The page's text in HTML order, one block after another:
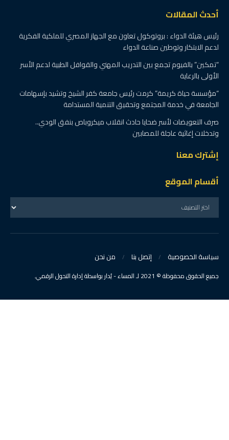
أحدث المقالات
رئيس هيئة الدواء : بروتوكول تعاون مع الجهاز المصري للملكية الفكرية
لدعم الابتكار وتوطين صناعة الدواء
“تمكين” بالفيوم تجمع بين التدريب المهني والقوافل الطبية لدعم الأسر
الأولى بالرعاية
“مؤسسة حياة كريمة” كرمت رئيس جامعة كفر الشيخ وتشيد بإسهامات
الجامعة في خدمة المجتمع وتحقيق التنمية المستدامة
صرف التعويضات لأسر ضحايا حادث انقلاب ميكروباص بنفق الودي..
وتدخلات إغاثية عاجلة للمصابين
إشترك معنا
أقسام الموقع
سياسة الخصوصية إتصل بنا من نحن
جميع الحقوق محفوظة © 2021 لـ المساء - يُدار بواسطة إدارة التحول الرقمي.